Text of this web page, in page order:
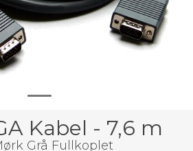
Kabel - 7,6 m
Grå Fullkoplet